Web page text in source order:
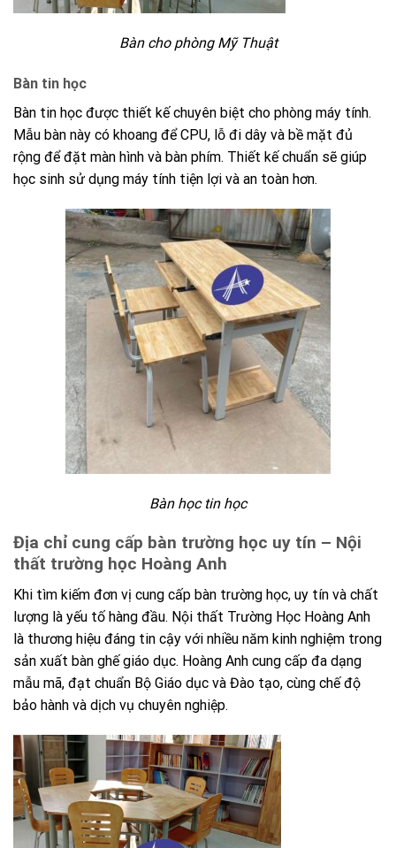
Bàn cho phòng Mỹ Thuật
Bàn tin học
Bàn tin học được thiết kế chuyên biệt cho phòng máy tính.
Mẫu bàn này có khoang để CPU, lỗ đi dây và bề mặt đủ
rộng để đặt màn hình và bàn phím. Thiết kế chuẩn sẽ giúp
học sinh sử dụng máy tính tiện lợi và an toàn hơn.
Bàn học tin học
Địa chỉ cung cấp bàn trường học uy tín – Nội
thất trường học Hoàng Anh
Khi tìm kiếm đơn vị cung cấp bàn trường học, uy tín và chất
lượng là yếu tố hàng đầu. Nội thất Trường Học Hoàng Anh
là thương hiệu đáng tin cậy với nhiều năm kinh nghiệm trong
sản xuất bàn ghế giáo dục. Hoàng Anh cung cấp đa dạng
mẫu mã, đạt chuẩn Bộ Giáo dục và Đào tạo, cùng chế độ
bảo hành và dịch vụ chuyên nghiệp.